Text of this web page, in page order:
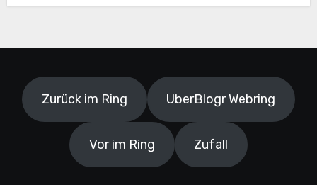
Zurück im Ring UberBlogr Webring
Vor im Ring Zufall